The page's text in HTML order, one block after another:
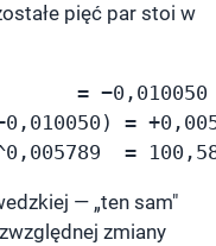
pięć par stoi w
= −0,010050
=
=
— „ten sam"
zmiany